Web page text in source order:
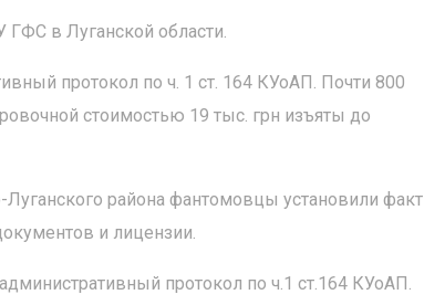
в Луганской области.
протокол по ч. 1 ст. 164 КУоАП. Почти 800
стоимостью 19 тыс. грн изъяты до
района фантомовцы установили факт
и лицензии.
протокол по ч.1 ст.164 КУоАП.